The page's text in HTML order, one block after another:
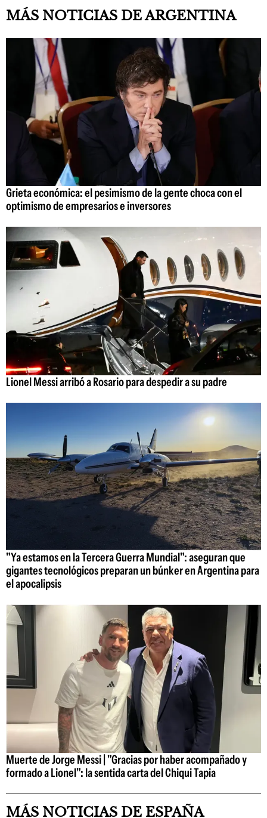
MÁS NOTICIAS DE ARGENTINA
Grieta económica: el pesimismo de la gente choca con el
optimismo de empresarios e inversores
Lionel Messi arribó a Rosario para despedir a su padre
"Ya estamos en la Tercera Guerra Mundial": aseguran que
gigantes tecnológicos preparan un búnker en Argentina para
el apocalipsis
Muerte de Jorge Messi | "Gracias por haber acompañado y
formado a Lionel": la sentida carta del Chiqui Tapia
MÁS NOTICIAS DE ESPAÑA